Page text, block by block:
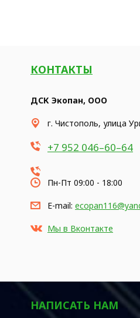
КОНТАКТЫ
ДСК Экопан, ООО
​г. Чистополь, улица
+7 952 046–60–64
Пн-Пт 09:00 - 18:00
E-mail:
Мы в Вконтакте
НАПИСАТЬ НАМ